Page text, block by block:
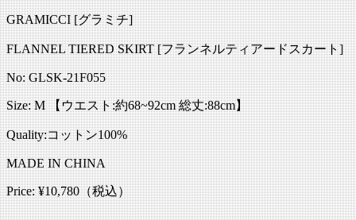
GRAMICCI [グラミチ]
FLANNEL TIERED SKIRT [フランネルティアードスカート]
No: GLSK-21F055
Size: M 【ウエスト:約68~92cm 総丈:88cm】
Quality:コットン100%
MADE IN CHINA
Price: ¥10,780（税込）